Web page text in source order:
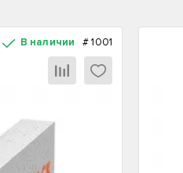
В наличии #1001